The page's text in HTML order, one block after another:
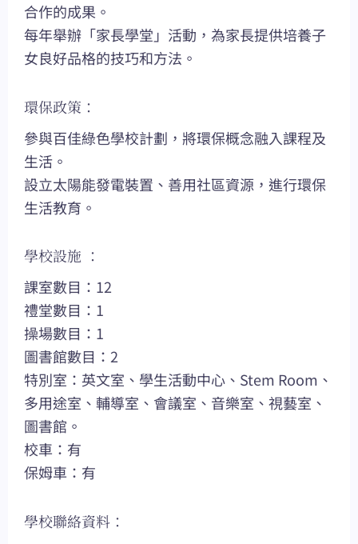
合作的成果。
每年舉辦「家長學堂」活動，為家長提供培養子
女良好品格的技巧和方法。
環保政策：
參與百佳綠色學校計劃，將環保概念融入課程及
生活。
設立太陽能發電裝置、善用社區資源，進行環保
生活教育。
學校設施 ：
課室數目：12
禮堂數目：1
操場數目：1
圖書館數目：2
特別室：英文室、學生活動中心、Stem Room、
多用途室、輔導室、會議室、音樂室、視藝室、
圖書館。
校車：有
保姆車：有
學校聯絡資料：